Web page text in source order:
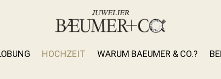
HOCHZEIT WARUM BAEUMER & CO.?